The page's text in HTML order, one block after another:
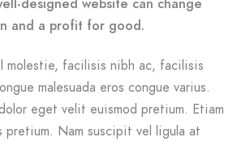
designed website can change
and a profit for good.
molestie, facilisis nibh ac, facilisis
malesuada eros congue varius.
eget velit euismod pretium. Etiam
Nam suscipit vel ligula at